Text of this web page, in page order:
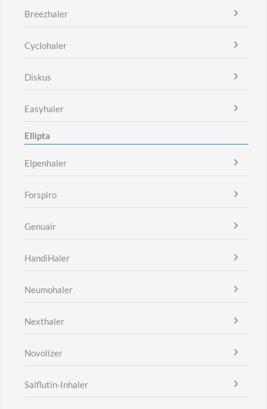
Breezhaler
Cyclohaler
Diskus
Easyhaler
Ellipta
Elpenhaler
Forspiro
Genuair
HandiHaler
Neumohaler
Nexthaler
Novolizer
Salflutin-Inhaler